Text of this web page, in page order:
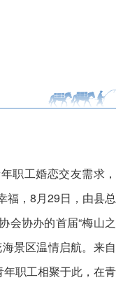
工婚恋交友需求，
福，8月29日，由县总
会协办的首届“梅山之
景区温情启航。来自
职工相聚于此，在青